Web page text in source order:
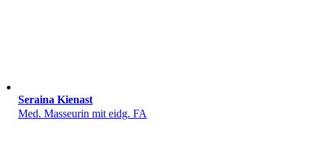
Seraina Kienast
Med. Masseurin mit eidg. FA